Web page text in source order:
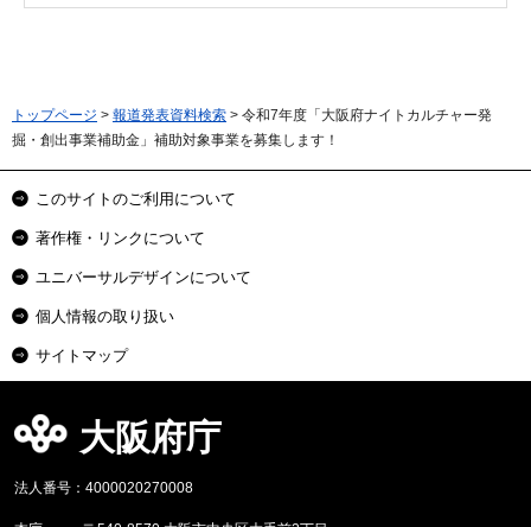
トップページ > 報道発表資料検索 > 令和7年度「大阪府ナイトカルチャー発
掘・創出事業補助金」補助対象事業を募集します！
このサイトのご利用について
著作権・リンクについて
ユニバーサルデザインについて
個人情報の取り扱い
サイトマップ
大阪府庁
法人番号：4000020270008